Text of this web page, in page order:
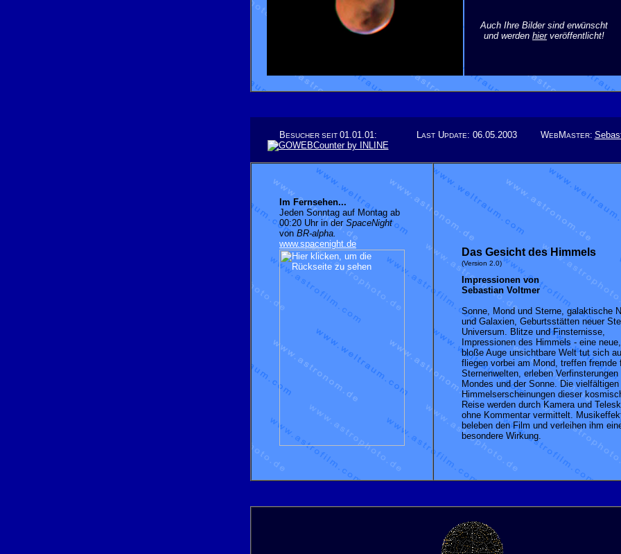
Auch Ihre Bilder sind erwünscht
und werden hierveröffentlicht!
BESUCHER SEIT 01.01.01: LASTUPDATE: 06.05.2003 WEB MASTER:
Im Fernsehen...
Jeden Sonntag auf Montag ab
00:20 Uhr in der SpaceNight
von BR-alpha.
www.spacenight.de
Das Gesicht des Himmels
(Version 2.0)
Impressionen von
Sebastian Voltmer
Sonne, Mond und Sterne, galaktische
und Galaxien, Geburtsstätten neuer
Universum. Blitze und Finsternisse,
Impressionen des Himmels - eine
bloße Auge unsichtbare Welt tut sich
fliegen vorbei am Mond, treffen fremde
Sternenwelten, erleben Verfinsterungen
Mondes und der Sonne. Die vielfältigen
Himmelserscheinungen dieser
Reise werden durch Kamera und
ohne Kommentar vermittelt.
beleben den Film und verleihen ihm
besondere Wirkung.